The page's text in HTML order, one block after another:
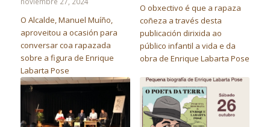
O Alcalde, Manuel Muíño,
aproveitou a ocasión para
conversar coa rapazada
sobre a figura de Enrique
Labarta Pose
O obxectivo é que a rapaza
coñeza a través desta
publicación dirixida ao
público infantil a vida e da
obra de Enrique Labarta Pose